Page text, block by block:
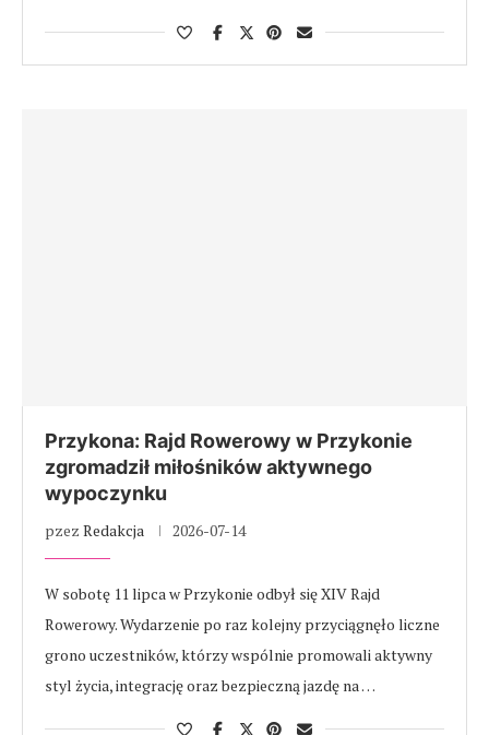
Przykona: Rajd Rowerowy w Przykonie
zgromadził miłośników aktywnego
wypoczynku
pzez Redakcja 2026-07-14
W sobotę 11 lipca w Przykonie odbył się XIV Rajd
Rowerowy. Wydarzenie po raz kolejny przyciągnęło liczne
grono uczestników, którzy wspólnie promowali aktywny
styl życia, integrację oraz bezpieczną jazdę na …